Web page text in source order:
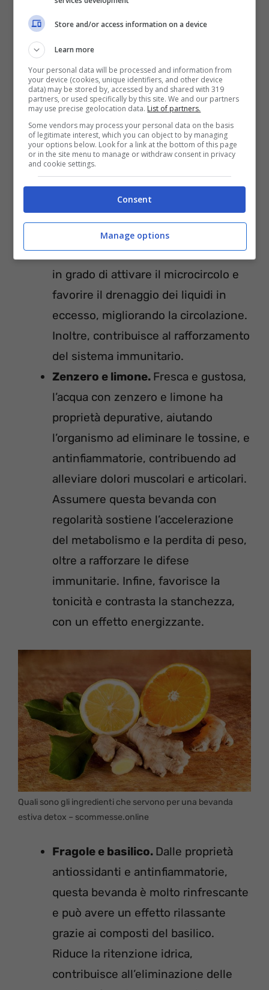
Con queste ricette l’acqua diventa una bevanda detox
estiva – scommesse.online
Arancia e mirtilli.
drenante e svolge un’azione
depurativa per l’organismo. L’acqua
aromatizzata con arancia e mirtilli è
in grado di attivare il microcircolo e
favorire il drenaggio dei liquidi in
eccesso, migliorando la circolazione.
Inoltre, contribuisce al rafforzamento
del sistema immunitario.
Zenzero e limone. Fresca e gustosa,
l’acqua con zenzero e limone ha
proprietà depurative, aiutando
l’organismo ad eliminare le tossine, e
antinfiammatorie, contribuendo ad
alleviare dolori muscolari e articolari.
Assumere questa bevanda con
regolarità sostiene l’accelerazione
del metabolismo e la perdita di peso,
oltre a rafforzare le difese
immunitarie. Infine, favorisce la
tonicità e contrasta la stanchezza,
con un effetto energizzante.
Quali sono gli ingredienti che servono per una bevanda
estiva detox – scommesse.online
Fragole e basilico. Dalle proprietà
antiossidanti e antinfiammatorie,
questa bevanda è molto rinfrescante
e può avere un effetto rilassante
grazie ai composti del basilico.
Riduce la ritenzione idrica,
contribuisce all’eliminazione delle
Store and/or access information on a device
Learn more
Your personal data will be processed and information from
your device (cookies, unique identifiers, and other device
data) may be stored by, accessed by and shared with 319
partners, or used specifically by this site. We and our partners
may use precise geolocation data. List of partners.
Some vendors may process your personal data on the basis
of legitimate interest, which you can object to by managing
your options below. Look for a link at the bottom of this page
or in the site menu to manage or withdraw consent in privacy
and cookie settings.
Consent
Manage options